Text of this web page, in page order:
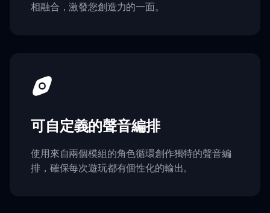
相融合，激發您創造力的一面。
可自定義的聲音編排
使用來自兩個模組的角色循環創作獨特的聲音編
排，確保每次遊玩都有個性化的輸出。